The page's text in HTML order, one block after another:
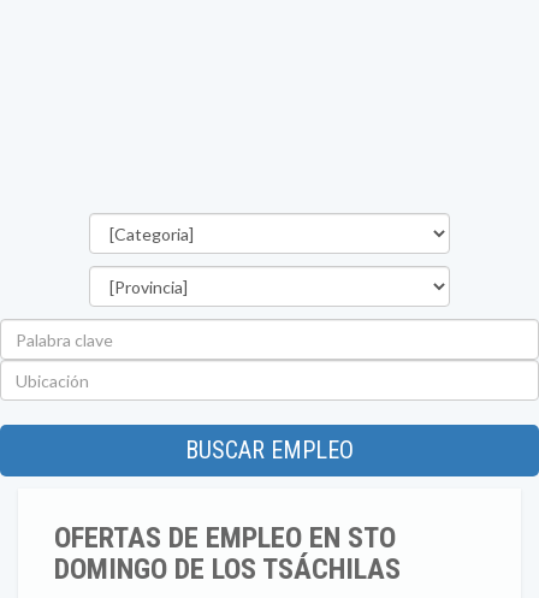
BUSCAR EMPLEO
OFERTAS DE EMPLEO EN STO
DOMINGO DE LOS TSÁCHILAS